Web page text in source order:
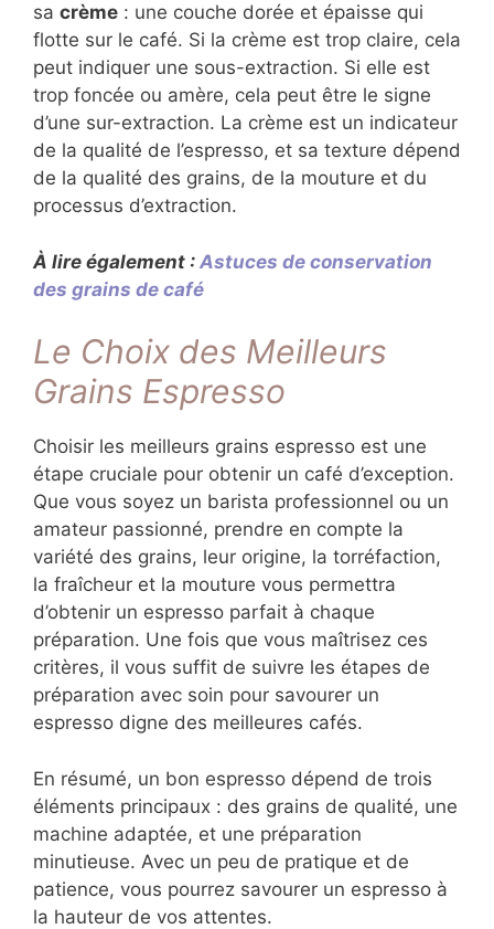
sa crème : une couche dorée et épaisse qui
flotte sur le café. Si la crème est trop claire, cela
peut indiquer une sous-extraction. Si elle est
trop foncée ou amère, cela peut être le signe
d’une sur-extraction. La crème est un indicateur
de la qualité de l’espresso, et sa texture dépend
de la qualité des grains, de la mouture et du
processus d’extraction.
À lire également : Astuces de conservation
des grains de café
Le Choix des Meilleurs
Grains Espresso
Choisir les meilleurs grains espresso est une
étape cruciale pour obtenir un café d’exception.
Que vous soyez un barista professionnel ou un
amateur passionné, prendre en compte la
variété des grains, leur origine, la torréfaction,
la fraîcheur et la mouture vous permettra
d’obtenir un espresso parfait à chaque
préparation. Une fois que vous maîtrisez ces
critères, il vous suffit de suivre les étapes de
préparation avec soin pour savourer un
espresso digne des meilleures cafés.
En résumé, un bon espresso dépend de trois
éléments principaux : des grains de qualité, une
machine adaptée, et une préparation
minutieuse. Avec un peu de pratique et de
patience, vous pourrez savourer un espresso à
la hauteur de vos attentes.